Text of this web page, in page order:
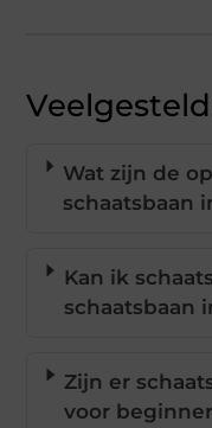
Wat zijn de
schaatsbaan
Kan ik
schaatsbaan
Zijn er
voor